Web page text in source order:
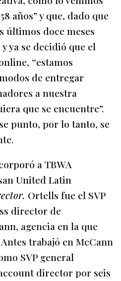
años” y que, dado que
últimos doce meses
ya se decidió que el
“estamos
de entregar
a nuestra
que se encuentre”.
punto, por lo tanto, se
a TBWA
United Latin
Ortells fue el SVP
director de
agencia en la que
trabajó en McCann
SVP general
director por seis